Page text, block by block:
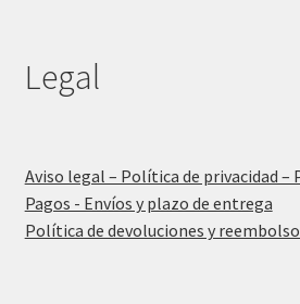
Legal
Aviso legal – Política de privacidad –
Pagos - Envíos y plazo de entrega
Política de devoluciones y